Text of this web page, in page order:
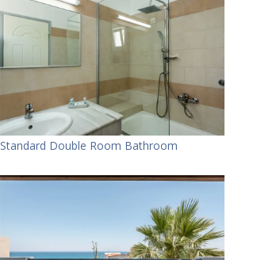
Standard Double Room Bathroom